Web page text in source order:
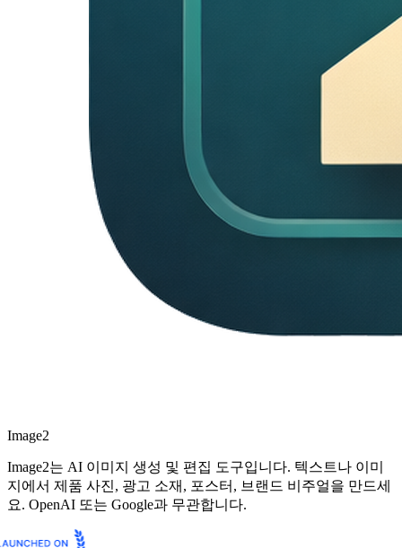
Image2
Image2는 AI 이미지 생성 및 편집 도구입니다. 텍스트나 이미
지에서 제품 사진, 광고 소재, 포스터, 브랜드 비주얼을 만드세
요. OpenAI 또는 Google과 무관합니다.